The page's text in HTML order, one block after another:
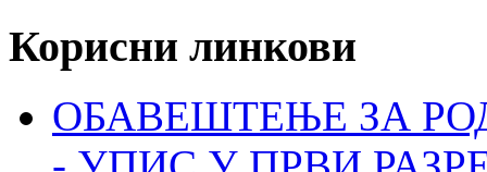
Корисни линкови
ОБАВЕШТЕЊЕ ЗА